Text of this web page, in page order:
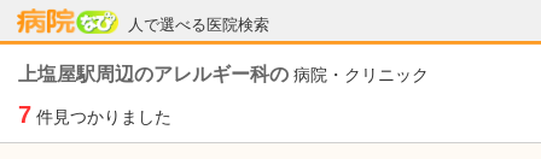
人で選べる医院検索
病院なび
上塩屋駅周辺のアレルギー科の 病院・クリニック
7 件見つかりました